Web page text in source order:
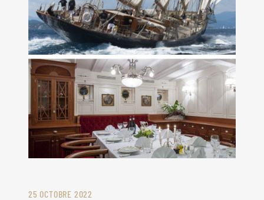
25 OCTOBRE 2022